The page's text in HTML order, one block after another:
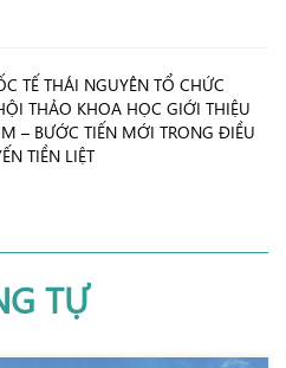
TẾ THÁI NGUYÊN TỔ CHỨC
THẢO KHOA HỌC GIỚI THIỆU
– BƯỚC TIẾN MỚI TRONG ĐIỀU
TIỀN LIỆT
TỰ